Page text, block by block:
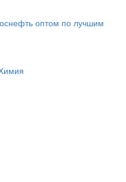
оптом по лучшим